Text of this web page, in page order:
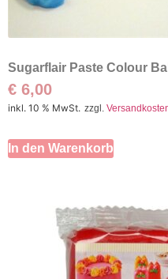
Sugarflair Paste Colour
€ 6,00
inkl. 10 % MwSt. zzgl.
In den Warenkorb